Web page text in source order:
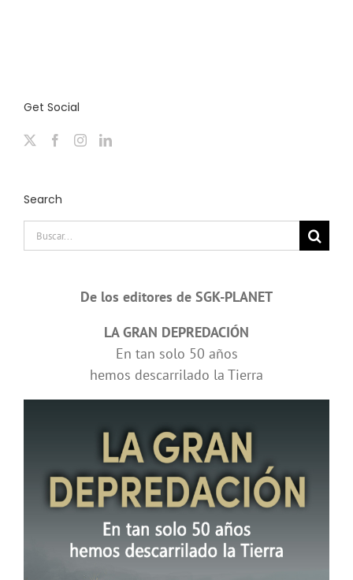
Get Social
Search
Buscar:
De los editores de SGK-PLANET
LA GRAN DEPREDACIÓN
En tan solo 50 años
hemos descarrilado la Tierra